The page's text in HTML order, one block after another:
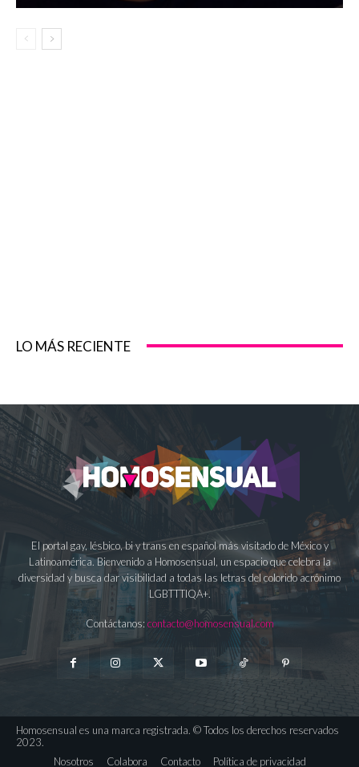
LO MÁS RECIENTE
El portal gay, lésbico, bi y trans en español más visitado de México y
Latinoamérica. Bienvenido a Homosensual, un espacio que celebra la
diversidad y busca dar visibilidad a todas las letras del colorido acrónimo
LGBTTTIQA+.
Contáctanos: contacto@homosensual.com
Homosensual es una marca registrada. © Todos los derechos reservados
2023.
Nosotros
Colabora Contacto Política de privacidad